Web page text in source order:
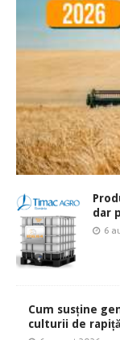
dar
6
Cum susține
culturii de